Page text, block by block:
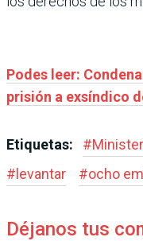
Podes leer:
prisión a exsíndico
Etiquetas: #
#levantar #ocho
Déjanos tus